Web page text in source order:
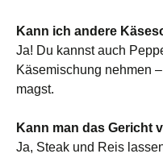
Kann ich andere
Ja! Du kannst auch
Käsemischung nehmen
magst.
Kann man das Gericht
Ja, Steak und Reis